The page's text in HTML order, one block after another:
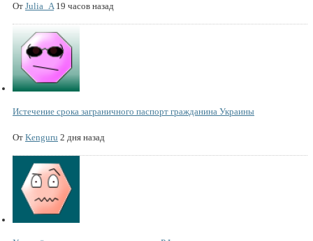
От Julia_A 19 часов назад
Истечение срока заграничного паспорт гражданина Украины
От Kenguru 2 дня назад